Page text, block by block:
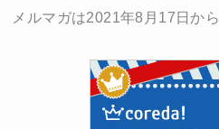
メルマガは2021年8月17日から